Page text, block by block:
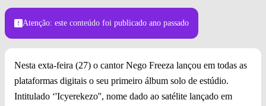
Atenção: este conteúdo foi publicado ano passado
Nesta exta-feira (27) o cantor Nego Freeza lançou em todas as
plataformas digitais o seu primeiro álbum solo de estúdio.
Intitulado ‘'Icyerekezo'', nome dado ao satélite lançado em